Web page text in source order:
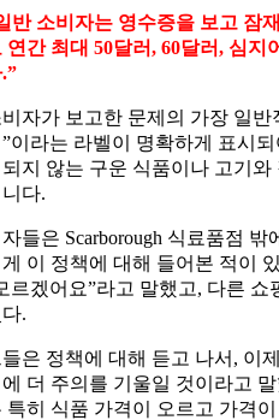
반 소비자는 영수증을 보고 잠
연간 최대 50달러, 60달러, 심지
자가 보고한 문제의 가장 일반
이라는 라벨이 명확하게 표시
지 않는 구운 식품이나 고기
다.
들은 Scarborough 식료품점
이 정책에 대해 들어본 적이
르겠어요”라고 말했고, 다른
.
은 정책에 대해 듣고 나서, 이
더 주의를 기울일 것이라고
특히 식품 가격이 오르고 가격